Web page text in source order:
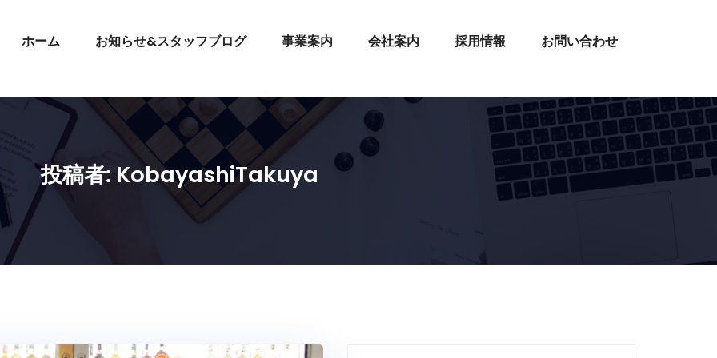
ホーム お知らせ&スタッフブログ 事業案内 会社案内 採用情報 お問い合わせ
投稿者: KobayashiTakuya